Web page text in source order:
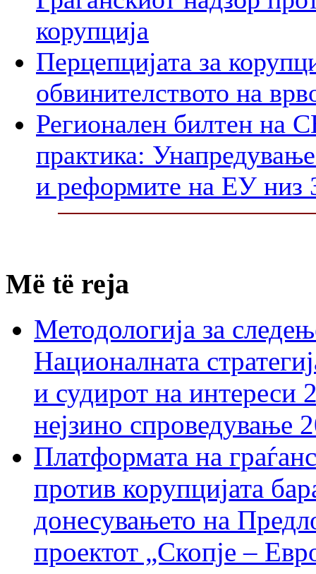
корупција
Перцепцијата за
обвинителството на
Регионален билтен на
практика:
и реформите на ЕУ низ
Më të reja
Методологија за
Националната
и судирот на интереси
нејзино спроведување
Платформата на
против корупцијата
донесувањето на
проектот „Скопје –